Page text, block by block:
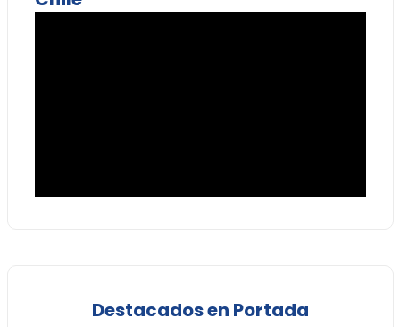
Destacados en Portada